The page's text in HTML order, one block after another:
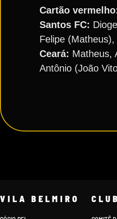
Cartão
Santos FC:
Felipe
Ceará: Matheus,
Antônio (João
VILA BELMIRO